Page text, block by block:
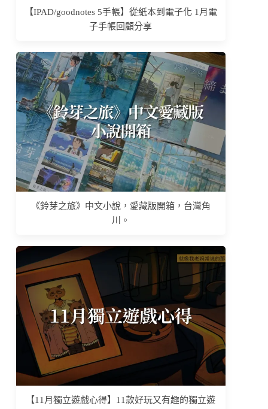
【IPAD/goodnotes 5手帳】從紙本到電子化 1月電
子手帳回顧分享
《鈴芽之旅》中文小說，愛藏版開箱，台灣角
川。
【11月獨立遊戲心得】11款好玩又有趣的獨立遊